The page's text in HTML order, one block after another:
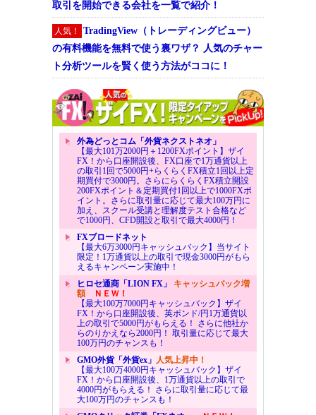
取引を開始できる会社を一覧で紹介！
人気！
TradingView（トレーディングビュー）
の有料機能を無料で使う裏ワザ？ 人気のチャー
ト分析ツールを賢く使う方法がココに！
外為どっとコム「外貨ネクストネオ」
【最大101万2000円＋1200FXポイント】ザイ
FX！から口座開設後、FX口座で1万通貨以上
の取引1回で5000円+らくらくFX積立1回以上定
期買付で3000円。さらにらくらくFX積立開設
200FXポイント＆定期買付1回以上で1000FXポ
イント。さらに取引量に応じて最大100万円に
加え、スクール受講と理解度テスト合格など
で1000円、CFD開設と取引で最大4000円！
FXブロードネット
【最大6万3000円キャッシュバック】当サイト
限定！1万通貨以上の取引で現金3000円がもら
えるキャンペーン実施中！
ヒロセ通商「LION FX」 キャッシュバック増
額ＮＥＷ！
【最大100万7000円キャッシュバック】ザイ
FX！から口座開設後、英ポンド/円1万通貨以
上の取引で5000円がもらえる！ さらに他社か
らのりかえなら2000円！ 取引量に応じて最大
100万円のチャンスも！
GMO外貨「外貨ex」 人気上昇中！
【最大100万4000円キャッシュバック】ザイ
FX！から口座開設後、1万通貨以上の取引で
4000円がもらえる！ さらに取引量に応じて最
大100万円のチャンスも！